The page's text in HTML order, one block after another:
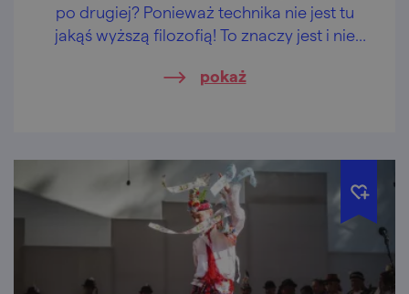
po drugiej? Ponieważ technika nie jest tu
jakąś wyższą filozofią! To znaczy jest i nie
pokaż